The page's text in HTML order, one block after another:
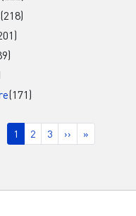
(218)
(171)
Page courante
1 Page
2 Page
3 Page suivante
›› Dernière page
»